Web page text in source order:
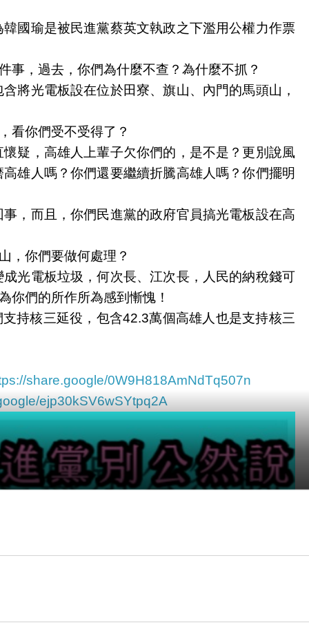
國瑜是被民進黨蔡英文執政之下濫用公權力作票
事，過去，你們為什麼不查？為什麼不抓？
將光電板設在位於田寮、旗山、內門的馬頭山，
看你們受不受得了？
疑，高雄人上輩子欠你們的，是不是？更別說風
雄人嗎？你們還要繼續折騰高雄人嗎？你們擺明
，而且，你們民進黨的政府官員搞光電板設在高
，你們要做何處理？
光電板垃圾，何次長、江次長，人民的納稅錢可
你們的所作所為感到慚愧！
持核三延役，包含42.3萬個高雄人也是支持核三
share.google/0W9H818AmNdTq507n
ejp30kSV6wSYtpq2A